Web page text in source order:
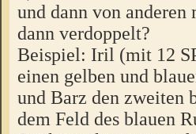
und dann von
dann verdoppelt?
Beispiel: Iril (mit 12
einen gelben und
und Barz den zweiten
dem Feld des blauen